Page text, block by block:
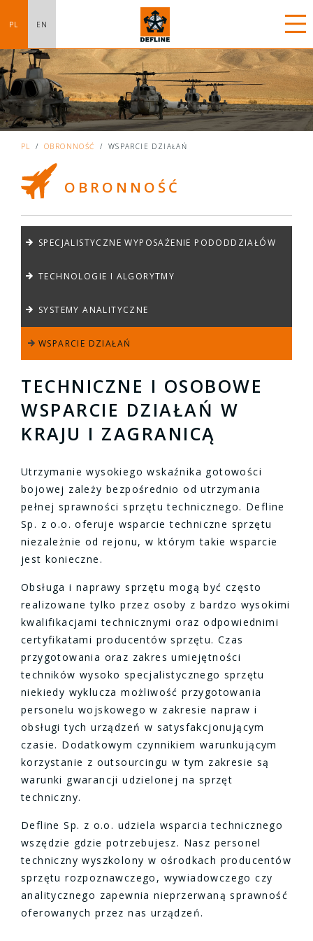
PL EN
PL / OBRONNOŚĆ / WSPARCIE DZIAŁAŃ
OBRONNOŚĆ
SPECJALISTYCZNE WYPOSAŻENIE PODODDZIAŁÓW
TECHNOLOGIE I ALGORYTMY
SYSTEMY ANALITYCZNE
WSPARCIE DZIAŁAŃ
TECHNICZNE I OSOBOWE
WSPARCIE DZIAŁAŃ W
KRAJU I ZAGRANICĄ
Utrzymanie wysokiego wskaźnika gotowości
bojowej zależy bezpośrednio od utrzymania
pełnej sprawności sprzętu technicznego. Defline
Sp. z o.o. oferuje wsparcie techniczne sprzętu
niezależnie od rejonu, w którym takie wsparcie
jest konieczne.
Obsługa i naprawy sprzętu mogą być często
realizowane tylko przez osoby z bardzo wysokimi
kwalifikacjami technicznymi oraz odpowiednimi
certyfikatami producentów sprzętu. Czas
przygotowania oraz zakres umiejętności
techników wysoko specjalistycznego sprzętu
niekiedy wyklucza możliwość przygotowania
personelu wojskowego w zakresie napraw i
obsługi tych urządzeń w satysfakcjonującym
czasie. Dodatkowym czynnikiem warunkującym
korzystanie z outsourcingu w tym zakresie są
warunki gwarancji udzielonej na sprzęt
techniczny.
Defline Sp. z o.o. udziela wsparcia technicznego
wszędzie gdzie potrzebujesz. Nasz personel
techniczny wyszkolony w ośrodkach producentów
sprzętu rozpoznawczego, wywiadowczego czy
analitycznego zapewnia nieprzerwaną sprawność
oferowanych przez nas urządzeń.